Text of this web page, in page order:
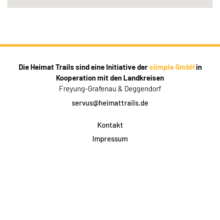
Die Heimat Trails sind eine Initiative dersiimple GmbHin
Kooperation mit den Landkreisen
Freyung-Grafenau & Deggendorf
servus@heimattrails.de
Kontakt
Impressum